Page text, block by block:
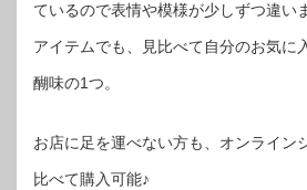
ているので表情や模様が少しずつ違い
アイテムでも、見比べて自分のお気に
醐味の1つ。
お店に足を運べない方も、オンライン
比べて購入可能♪